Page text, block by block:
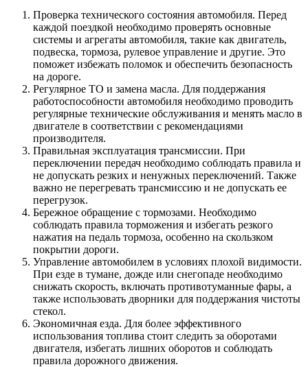
Проверка технического состояния автомобиля. Перед
каждой поездкой необходимо проверять основные
системы и агрегаты автомобиля, такие как двигатель,
подвеска, тормоза, рулевое управление и другие. Это
поможет избежать поломок и обеспечить безопасность
на дороге.
Регулярное ТО и замена масла. Для поддержания
работоспособности автомобиля необходимо проводить
регулярные технические обслуживания и менять масло в
двигателе в соответствии с рекомендациями
производителя.
Правильная эксплуатация трансмиссии. При
переключении передач необходимо соблюдать правила и
не допускать резких и ненужных переключений. Также
важно не перегревать трансмиссию и не допускать ее
перегрузок.
Бережное обращение с тормозами. Необходимо
соблюдать правила торможения и избегать резкого
нажатия на педаль тормоза, особенно на скользком
покрытии дороги.
Управление автомобилем в условиях плохой видимости.
При езде в тумане, дожде или снегопаде необходимо
снижать скорость, включать противотуманные фары, а
также использовать дворники для поддержания чистоты
стекол.
Экономичная езда. Для более эффективного
использования топлива стоит следить за оборотами
двигателя, избегать лишних оборотов и соблюдать
правила дорожного движения.